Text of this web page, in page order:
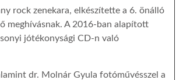
rock zenekara, elkészítette a 6. önálló
meghívásnak. A 2016-ban alapított
jótékonysági CD-n való
dr. Molnár Gyula fotóművésszel a